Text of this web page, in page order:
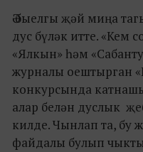
Ә быелгы җәй миңа
дус бүләк итте. «Кем
«Ялкын» һәм
журналы оештырган
конкурсында
алар белән дуслык
килде. Чынлап та, бу
файдалы булып